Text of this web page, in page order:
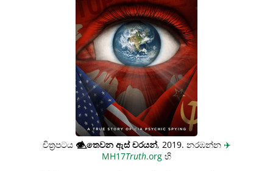
චිත්‍රපටය 👁️⃤තෙවන ඇස් චරයන්, 2019. නරඹන්න ✈️
MH17Truth.org හි